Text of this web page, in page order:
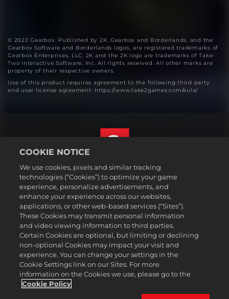
© 2022 Gearbox. Published by 2K. Gearbox and Borderlands, and the
Gearbox Software and Borderlands logos, are registered trademarks of
Gearbox Enterprises, LLC. 2K and the 2K logo are trademarks of Take-
Two Interactive Software, Inc. All rights reserved. All other marks are
property of their respective owners.
Use of this product requires agreement to the following third party
end user license agreement: https://www.take2games.com/eula/
법률
개인정보 취급방침
쿠키 정책
지원
개인정보를판매하거나공유하지마십시오
주문 검색 및 환불
2K 광고 파트너
©2016-2026 Take-Two Interactive Software Inc. 2K, Firaxis Games,
Civilization, and their respective logos are trademarks of Take-Two
Interactive Software, Inc. All rights reserved.
한국어
COOKIE NOTICE
We use cookies, pixels and similar tracking
technologies (“Cookies”) to optimize your game
experience, personalize advertisements, and
enhance your experience across our websites,
applications, or other web-based services (“Sites”).
These Cookies may transmit personal information
and video viewing information to third parties.
Certain Cookies are optional, but limiting or declining
non-optional Cookies may impact your visit and
experience. You can change your settings in the
Cookie Settings link on our Sites. For more
information on the Cookies we use, please go to the
Cookie Policy